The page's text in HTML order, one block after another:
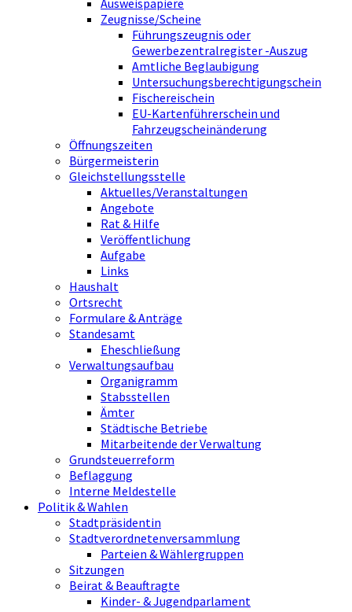
Zeugnisse/Scheine
Führungszeugnis oder
Gewerbezentralregister -Auszug
Amtliche Beglaubigung
Untersuchungsberechtigungschein
Fischereischein
EU-Kartenführerschein und
Fahrzeugscheinänderung
Öffnungszeiten
Bürgermeisterin
Gleichstellungsstelle
Aktuelles/Veranstaltungen
Angebote
Rat & Hilfe
Veröffentlichung
Aufgabe
Links
Haushalt
Ortsrecht
Formulare & Anträge
Standesamt
Eheschließung
Verwaltungsaufbau
Organigramm
Stabsstellen
Ämter
Städtische Betriebe
Mitarbeitende der Verwaltung
Grundsteuerreform
Beflaggung
Interne Meldestelle
Politik & Wahlen
Stadtpräsidentin
Stadtverordnetenversammlung
Parteien & Wählergruppen
Sitzungen
Beirat & Beauftragte
Kinder- & Jugendparlament